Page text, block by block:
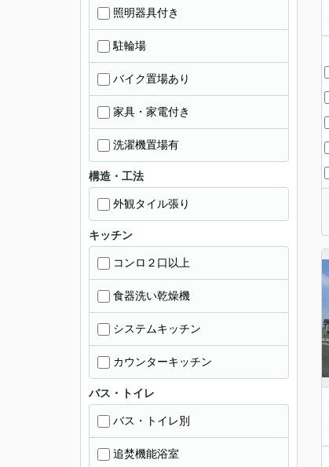
照明器具付き
駐輪場
バイク置場あり
家具・家電付き
洗濯機置場有
構造・工法
外観タイル張り
キッチン
コンロ２口以上
食器洗い乾燥機
システムキッチン
カウンターキッチン
バス・トイレ
バス・トイレ別
追焚機能浴室